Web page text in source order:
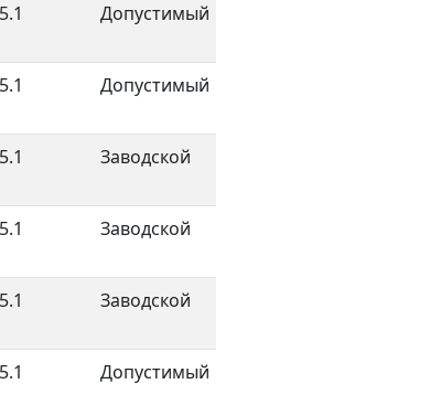
Допустимый
Допустимый
Заводской
Заводской
Заводской
Допустимый